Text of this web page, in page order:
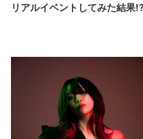
リアルイベントしてみた結果